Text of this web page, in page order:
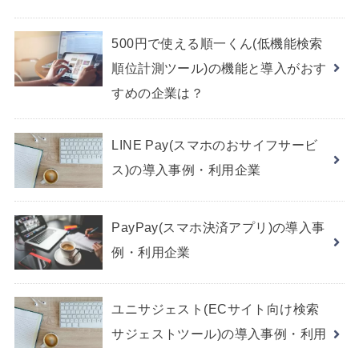
500円で使える順一くん(低機能検索
順位計測ツール)の機能と導入がおす
すめの企業は？
LINE Pay(スマホのおサイフサービ
ス)の導入事例・利用企業
PayPay(スマホ決済アプリ)の導入事
例・利用企業
ユニサジェスト(ECサイト向け検索
サジェストツール)の導入事例・利用